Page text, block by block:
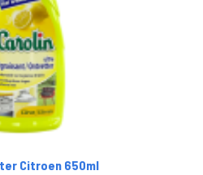
Citroen 650ml